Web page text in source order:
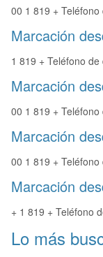
00 1 819 + Teléfono
Marcación
1 819 + Teléfono de
Marcación
00 1 819 + Teléfono
Marcación
00 1 819 + Teléfono
Marcación
+ 1 819 + Teléfono
Lo más